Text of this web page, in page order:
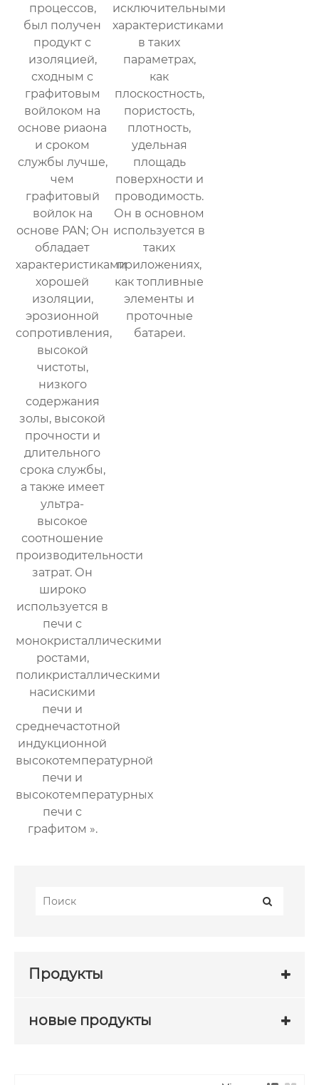
процессов,
был получен
продукт с
изоляцией,
сходным с
графитовым
войлоком на
основе риаона
и сроком
службы лучше,
чем
графитовый
войлок на
основе PAN; Он
обладает
характеристиками
хорошей
изоляции,
эрозионной
сопротивления,
высокой
чистоты,
низкого
содержания
золы, высокой
прочности и
длительного
срока службы,
а также имеет
ультра-
высокое
соотношение
производительности
затрат. Он
широко
используется в
печи с
монокристаллическими
ростами,
поликристаллическими
насискими
печи и
среднечастотной
индукционной
высокотемпературной
печи и
высокотемпературных
печи с
графитом ».
исключительными
характеристиками
в таких
параметрах,
как
плоскостность,
пористость,
плотность,
удельная
площадь
поверхности и
проводимость.
Он в основном
используется в
таких
приложениях,
как топливные
элементы и
проточные
батареи.
Продукты
новые продукты